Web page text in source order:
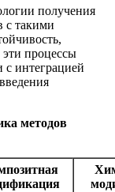
получения
с такими
процессы
с интеграцией
методов